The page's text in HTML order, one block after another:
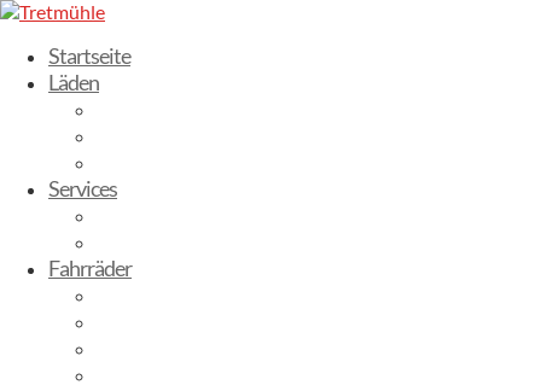
Startseite
Läden
Services
Fahrräder